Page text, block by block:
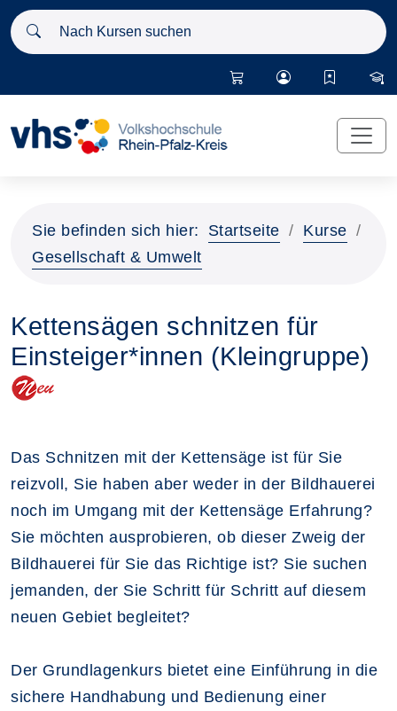
Nach Kursen suchen
Sie befinden sich hier: Startseite
Kurse
Gesellschaft & Umwelt
Kettensägen schnitzen für
Einsteiger*innen (Kleingruppe)
Das Schnitzen mit der Kettensäge ist für Sie
reizvoll, Sie haben aber weder in der Bildhauerei
noch im Umgang mit der Kettensäge Erfahrung?
Sie möchten ausprobieren, ob dieser Zweig der
Bildhauerei für Sie das Richtige ist? Sie suchen
jemanden, der Sie Schritt für Schritt auf diesem
neuen Gebiet begleitet?
Der Grundlagenkurs bietet eine Einführung in die
sichere Handhabung und Bedienung einer